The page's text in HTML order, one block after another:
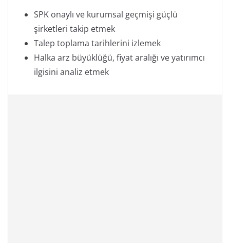
SPK onaylı ve kurumsal geçmişi güçlü
şirketleri takip etmek
Talep toplama tarihlerini izlemek
Halka arz büyüklüğü, fiyat aralığı ve yatırımcı
ilgisini analiz etmek